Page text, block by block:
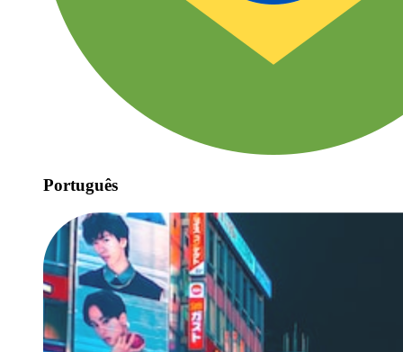
Português